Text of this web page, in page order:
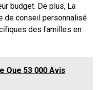
budget. De plus, La
de conseil personnalisé
des familles en
Que 53 000 Avis